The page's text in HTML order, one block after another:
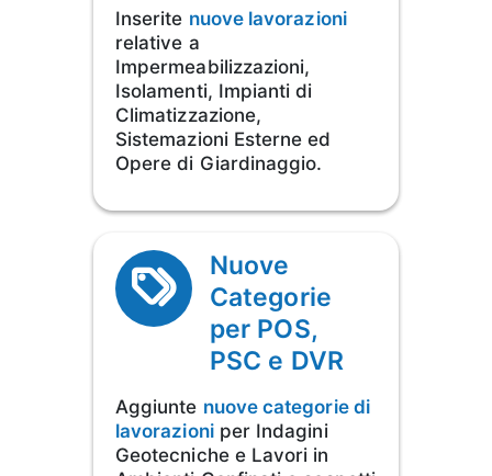
Inserite nuove lavorazioni
relative a
Impermeabilizzazioni,
Isolamenti, Impianti di
Climatizzazione,
Sistemazioni Esterne ed
Opere di Giardinaggio.
Nuove
Categorie
per POS,
PSC e DVR
Aggiunte nuove categorie di
lavorazioniper Indagini
Geotecniche e Lavori in